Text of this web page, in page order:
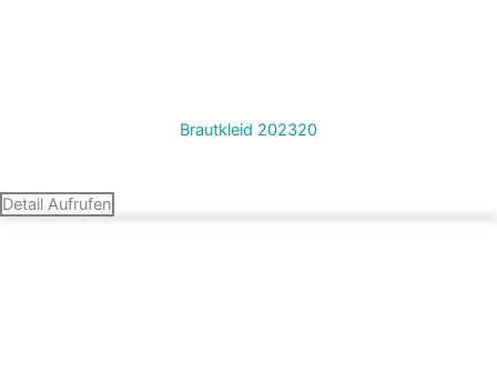
Brautkleid 202320
Detail Aufrufen